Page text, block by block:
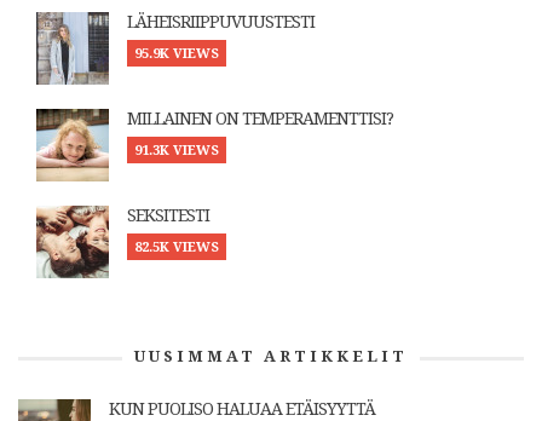
LÄHEISRIIPPUVUUSTESTI
95.9K VIEWS
MILLAINEN ON TEMPERAMENTTISI?
91.3K VIEWS
SEKSITESTI
82.5K VIEWS
UUSIMMAT ARTIKKELIT
KUN PUOLISO HALUAA ETÄISYYTTÄ